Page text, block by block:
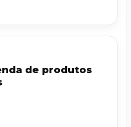
de produtos